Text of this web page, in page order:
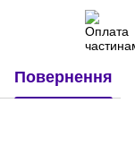
Повернення